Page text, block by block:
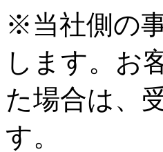
※当社側の
します。お
た場合は、
す。